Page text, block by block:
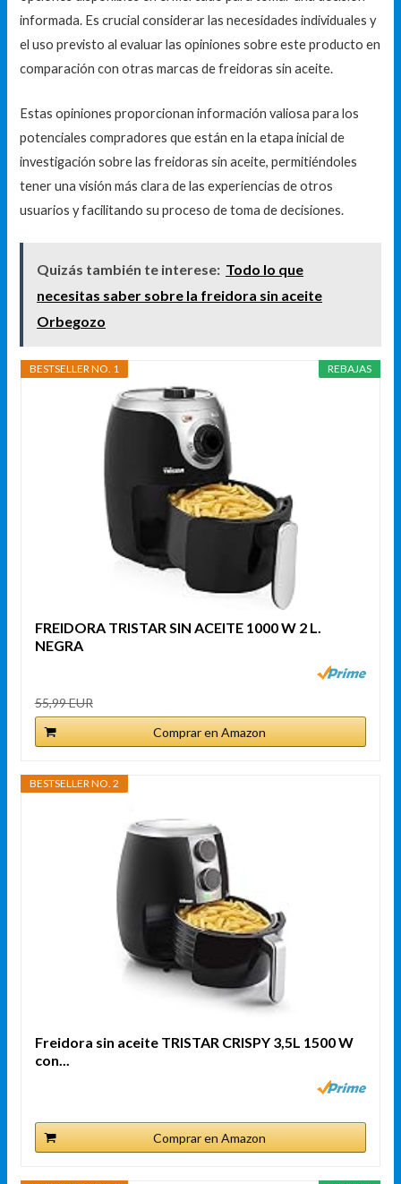
informada. Es crucial considerar las necesidades individuales y
el uso previsto al evaluar las opiniones sobre este producto en
comparación con otras marcas de freidoras sin aceite.
Estas opiniones proporcionan información valiosa para los
potenciales compradores que están en la etapa inicial de
investigación sobre las freidoras sin aceite, permitiéndoles
tener una visión más clara de las experiencias de otros
usuarios y facilitando su proceso de toma de decisiones.
Quizás también te interese: Todo lo que
necesitas saber sobre la freidora sin aceite
Orbegozo
REBAJAS
BESTSELLER NO. 1
FREIDORA TRISTAR SIN ACEITE 1000 W 2 L.
NEGRA
55,99 EUR
Comprar en Amazon
BESTSELLER NO. 2
Freidora sin aceite TRISTAR CRISPY 3,5L 1500 W
con...
Comprar en Amazon